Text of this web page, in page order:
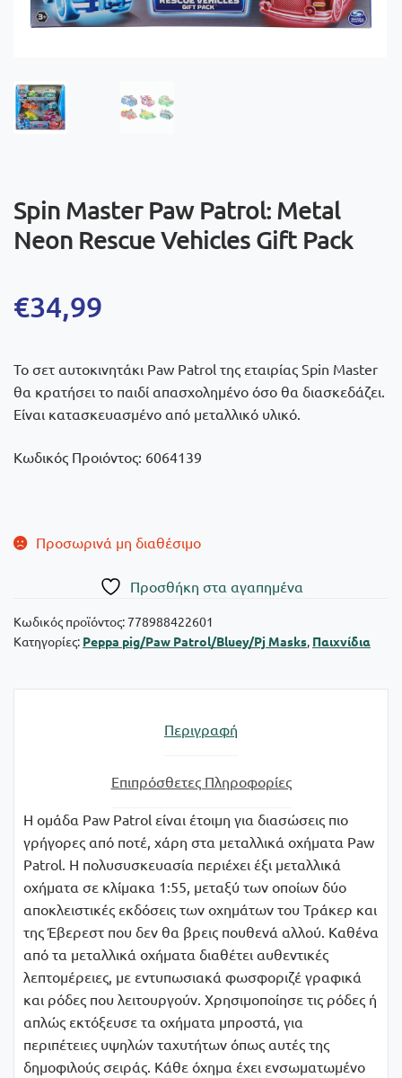
Spin Master Paw Patrol: Metal
Neon Rescue Vehicles Gift Pack
€34,99
To σετ αυτοκινητάκι Paw Patrol της εταιρίας Spin Master
θα κρατήσει το παιδί απασχολημένο όσο θα διασκεδάζει.
Είναι κατασκευασμένο από μεταλλικό υλικό.
Κωδικός Προιόντος: 6064139
Προσωρινά μη διαθέσιμο
Πρoσθήκη στα αγαπημένα
Κωδικός προϊόντος:778988422601
Κατηγορίες: Peppa pig/Paw Patrol/Bluey/Pj Masks, Παιχνίδια
Περιγραφή
Επιπρόσθετες Πληροφορίες
Η ομάδα Paw Patrol είναι έτοιμη για διασώσεις πιο
γρήγορες από ποτέ, χάρη στα μεταλλικά οχήματα Paw
Patrol. Η πολυσυσκευασία περιέχει έξι μεταλλικά
οχήματα σε κλίμακα 1:55, μεταξύ των οποίων δύο
αποκλειστικές εκδόσεις των οχημάτων του Τράκερ και
της Έβερεστ που δεν θα βρεις πουθενά αλλού. Καθένα
από τα μεταλλικά οχήματα διαθέτει αυθεντικές
λεπτομέρειες, με εντυπωσιακά φωσφοριζέ γραφικά
και ρόδες που λειτουργούν. Χρησιμοποίησε τις ρόδες ή
απλώς εκτόξευσε τα οχήματα μπροστά, για
περιπέτειες υψηλών ταχυτήτων όπως αυτές της
δημοφιλούς σειράς. Κάθε όχημα έχει ενσωματωμένο